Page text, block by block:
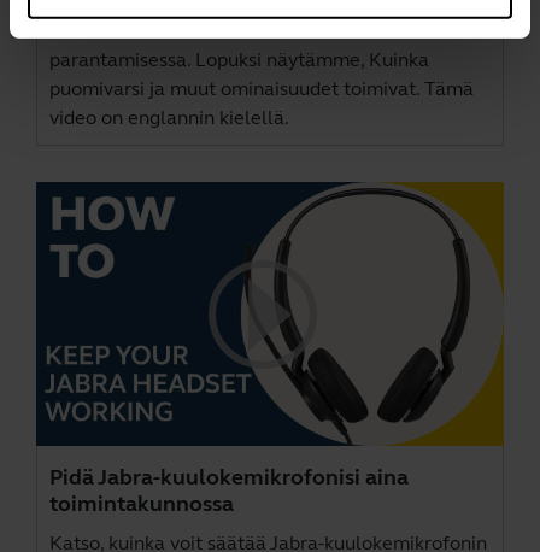
parantamisessa. Lopuksi näytämme, Kuinka
puomivarsi ja muut ominaisuudet toimivat. Tämä
video on englannin kielellä.
Pidä Jabra-kuulokemikrofonisi aina
toimintakunnossa
Katso, kuinka voit säätää Jabra-kuulokemikrofonin